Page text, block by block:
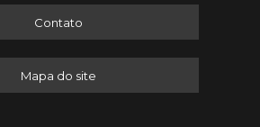
Contato
Mapa do site